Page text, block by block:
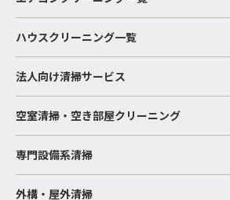
ハウスクリーニング一覧
法人向け清掃サービス
空室清掃・空き部屋クリーニング
専門設備系清掃
外構・屋外清掃